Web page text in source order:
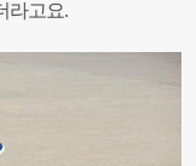
라고요.